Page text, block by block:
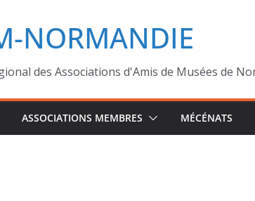
NORMANDIE
des Associations d'Amis de Musées de
ASSOCIATIONS MEMBRES MÉCÉNATS